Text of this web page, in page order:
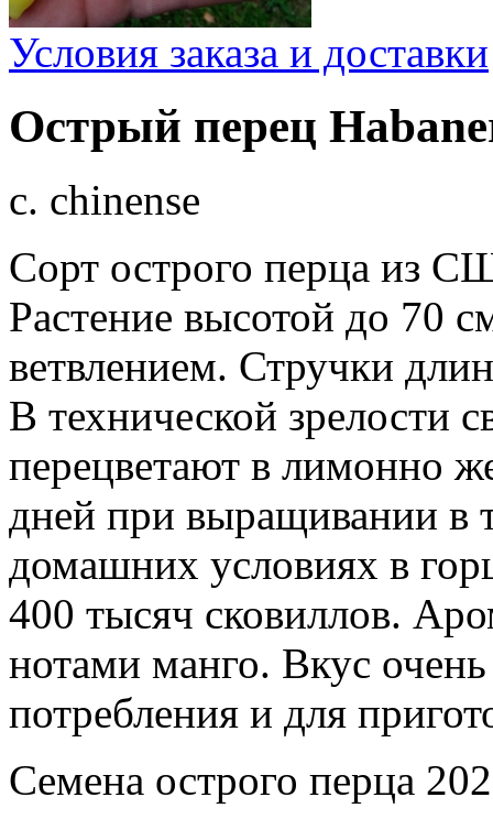
Условия заказа и доставки
Острый перец
с. chinense
Сорт острого перца из
Растение высотой до 70
ветвлением. Стручки
В технической зрелости
перецветают в лимонно
дней при выращивании в
домашних условиях в
400 тысяч сковиллов.
нотами манго. Вкус
потребления и для
Семена острого перца